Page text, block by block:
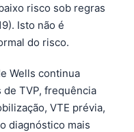
risco sob regras
Isto não é
do risco.
Wells continua
TVP, frequência
VTE prévia,
diagnóstico mais